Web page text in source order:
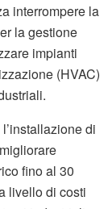
interrompere la
la gestione
impianti
(HVAC)
di
fino al 30
livello di costi